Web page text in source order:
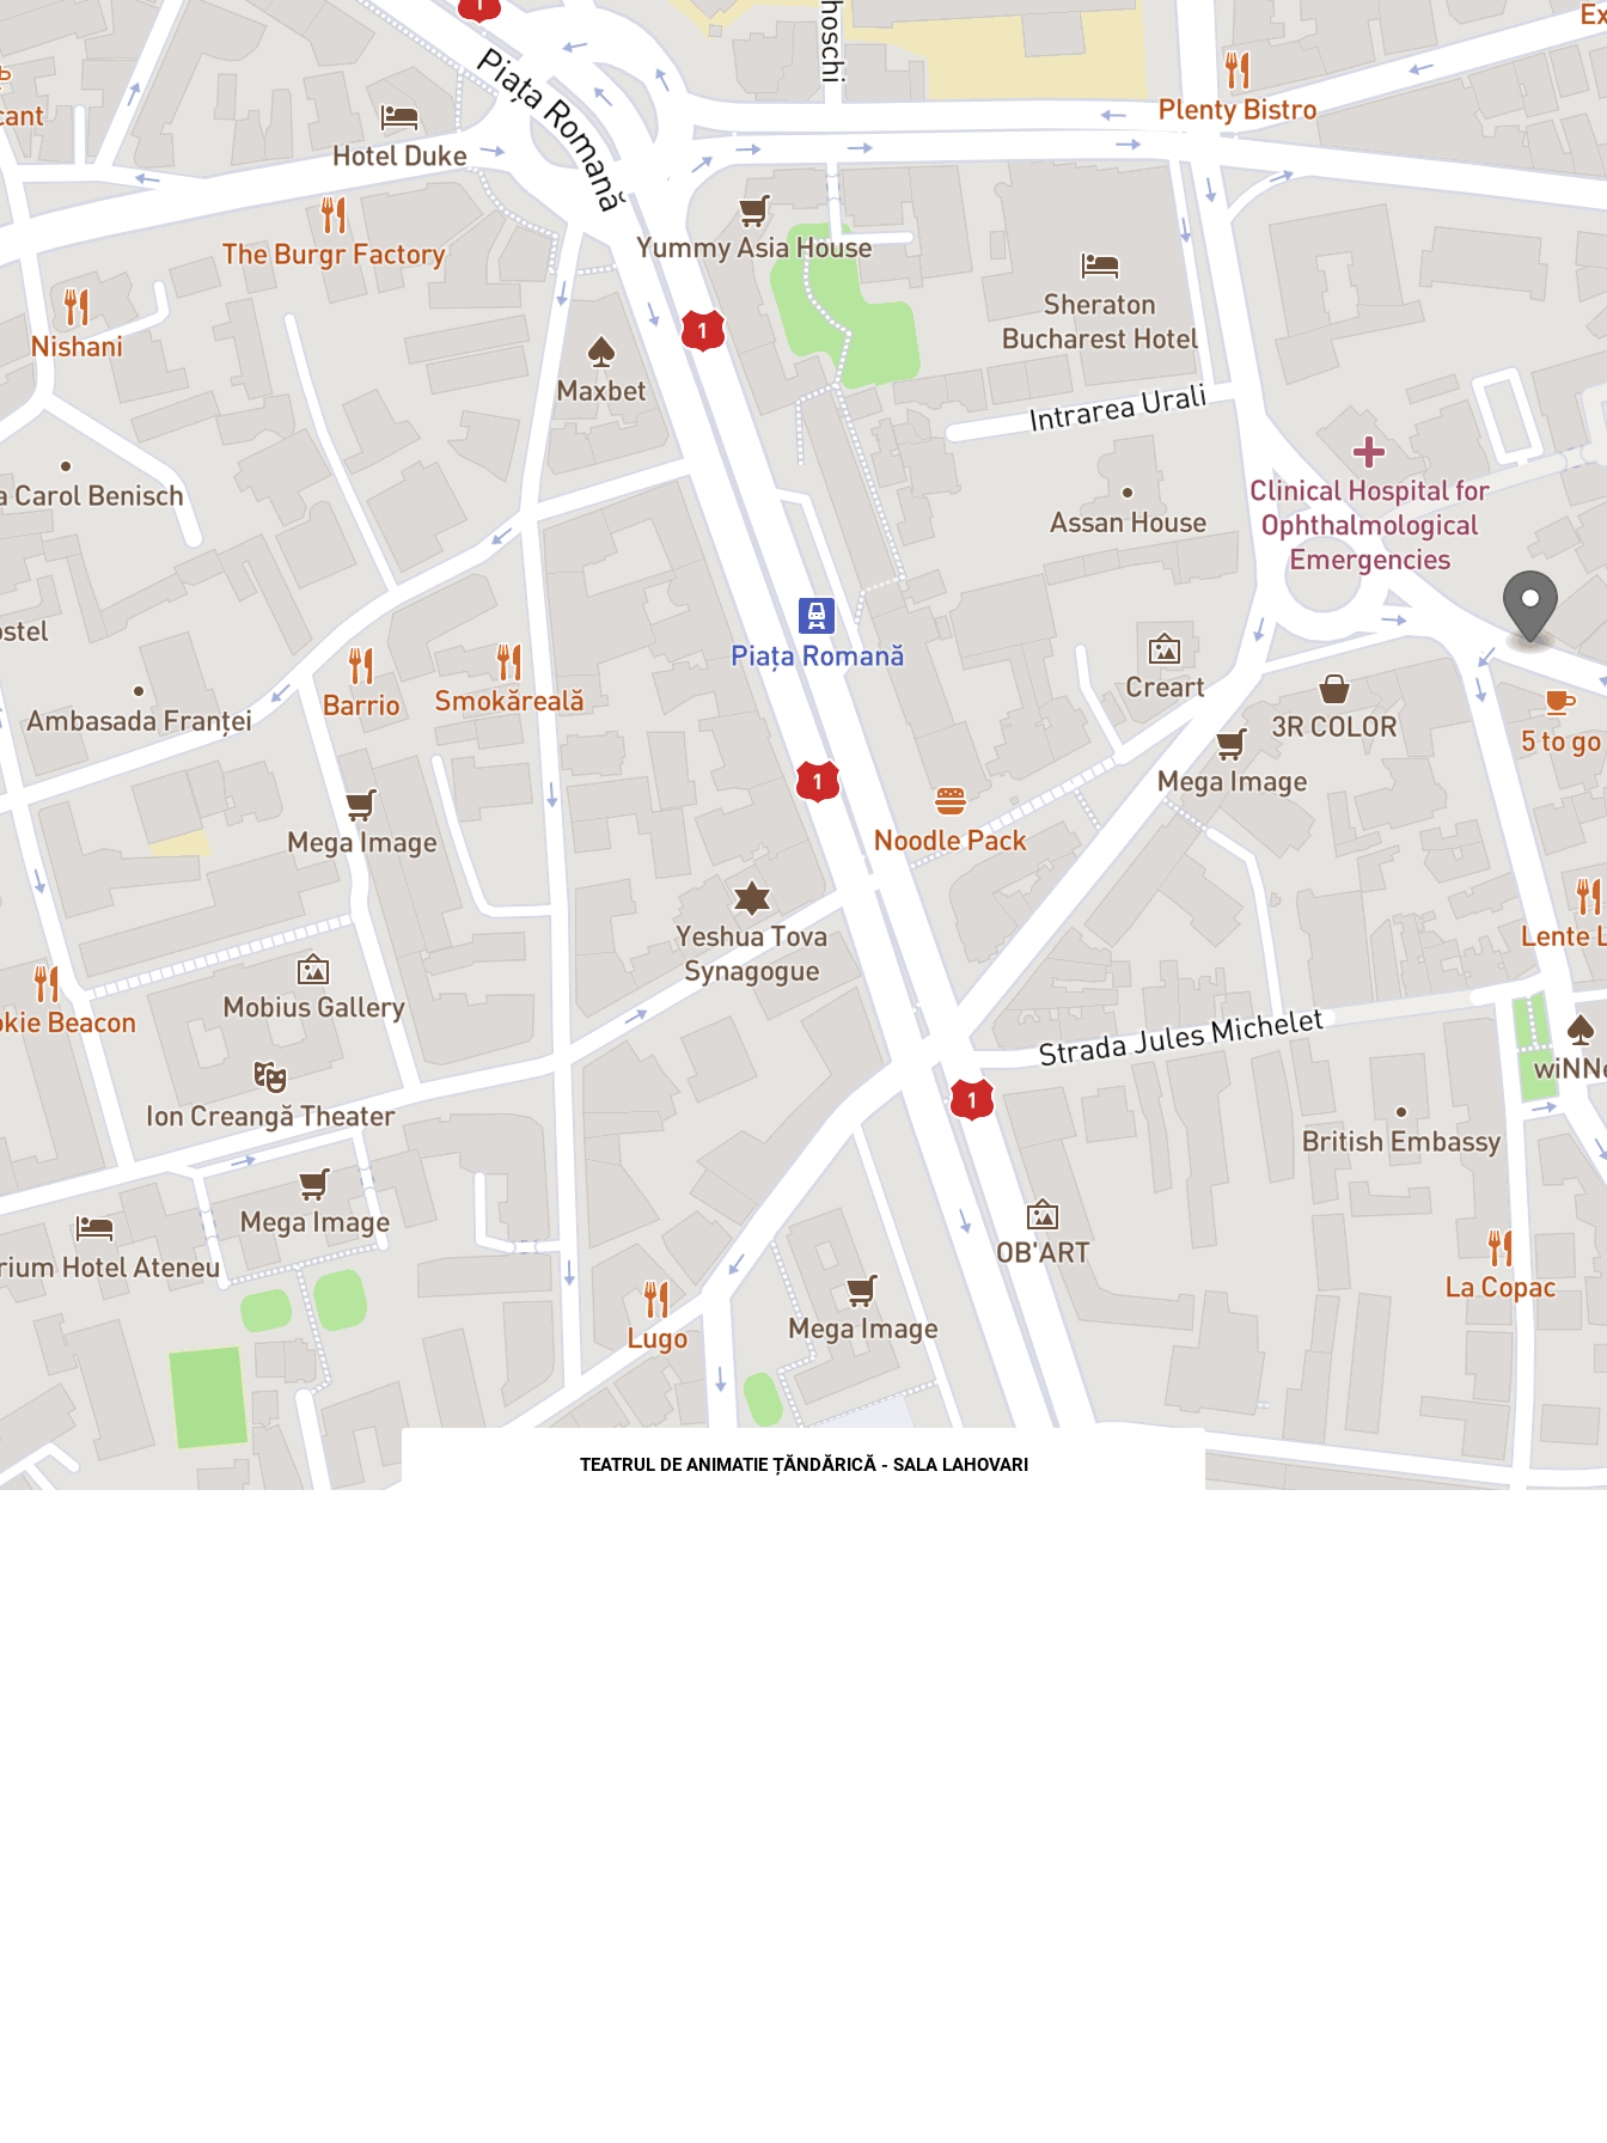
din jurul nostru. „Frumoasa și Bestia“ vorbește poate cel mai limpede despre vremurile pe care le trăim – o poveste despre salvare, doar
că de data asta, prințul este cel salvat. De el însuși. Monstrul din el trebuie îmblânzit – un monstru hrănit din anxietăți, frici, neîncredere
și furie. Dintr-un orgoliu care a transformat un vis într-un coșmar. Asta m-a interesat să descoperim în „Frumoasa și Bestia“, acest drum
interior pe care îl parcurge bestia, felul în care își înfruntă temerile cele mai cumplite (mai ales pe cea că nu poate sau nu merită să fie
iubit) și că, nu doar dragostea, ci și înțelegerea, acceptarea necondiționată și un strop de bunătate ne pot salva. De bestia din noi.”Bobi
, regizor
TEATRUL DE ANIMATIE ȚĂNDĂRICĂ - SALA LAHOVARI